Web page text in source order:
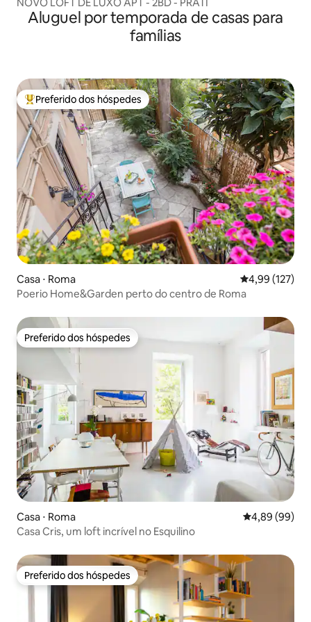
Aluguel por temporada de casas para
famílias
Entre os melhores preferidos dos hóspedes
Preferido dos hóspedes
Casa ⋅ Roma 4,99 de uma
4,99 (127)
Poerio Home&Garden perto do centro de Roma
Preferido dos hóspedes
Preferido dos hóspedes
Casa ⋅ Roma 4,89 de uma
4,89 (99)
Casa Cris, um loft incrível no Esquilino
Preferido dos hóspedes
Preferido dos hóspedes